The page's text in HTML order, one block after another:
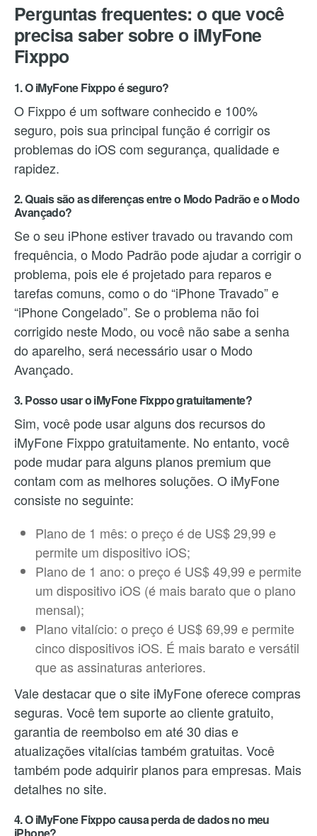
Perguntas frequentes: o que você
precisa saber sobre o iMyFone
Fixppo
1. O iMyFone Fixppo é seguro?
O Fixppo é um software conhecido e 100%
seguro, pois sua principal função é corrigir os
problemas do iOS com segurança, qualidade e
rapidez.
2. Quais são as diferenças entre o Modo Padrão e o Modo
Avançado?
Se o seu iPhone estiver travado ou travando com
frequência, o Modo Padrão pode ajudar a corrigir o
problema, pois ele é projetado para reparos e
tarefas comuns, como o do “iPhone Travado” e
“iPhone Congelado”. Se o problema não foi
corrigido neste Modo, ou você não sabe a senha
do aparelho, será necessário usar o Modo
Avançado.
3. Posso usar o iMyFone Fixppo gratuitamente?
Sim, você pode usar alguns dos recursos do
iMyFone Fixppo gratuitamente. No entanto, você
pode mudar para alguns planos premium que
contam com as melhores soluções. O iMyFone
consiste no seguinte:
Plano de 1 mês: o preço é de US$ 29,99 e
permite um dispositivo iOS;
Plano de 1 ano: o preço é US$ 49,99 e permite
um dispositivo iOS (é mais barato que o plano
mensal);
Plano vitalício: o preço é US$ 69,99 e permite
cinco dispositivos iOS. É mais barato e versátil
que as assinaturas anteriores.
Vale destacar que o site iMyFone oferece compras
seguras. Você tem suporte ao cliente gratuito,
garantia de reembolso em até 30 dias e
atualizações vitalícias também gratuitas. Você
também pode adquirir planos para empresas. Mais
detalhes no site.
4. O iMyFone Fixppo causa perda de dados no meu